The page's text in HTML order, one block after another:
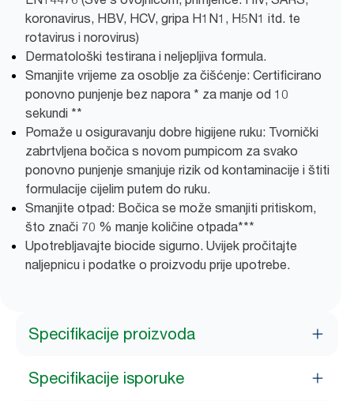
koronavirus, HBV, HCV, gripa H1N1, H5N1 itd. te
rotavirus i norovirus)
Dermatološki testirana i neljepljiva formula.
Smanjite vrijeme za osoblje za čišćenje: Certificirano
ponovno punjenje bez napora * za manje od 10
sekundi **
Pomaže u osiguravanju dobre higijene ruku: Tvornički
zabrtvljena bočica s novom pumpicom za svako
ponovno punjenje smanjuje rizik od kontaminacije i štiti
formulacije cijelim putem do ruku.
Smanjite otpad: Bočica se može smanjiti pritiskom,
što znači 70 % manje količine otpada***
Upotrebljavajte biocide sigurno. Uvijek pročitajte
naljepnicu i podatke o proizvodu prije upotrebe.
Specifikacije proizvoda
Specifikacije isporuke